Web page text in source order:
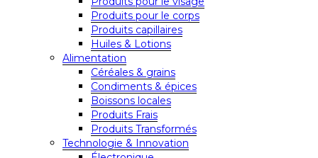
Produits pour le corps
Produits capillaires
Huiles & Lotions
Alimentation
Céréales & grains
Condiments & épices
Boissons locales
Produits Frais
Produits Transformés
Technologie & Innovation